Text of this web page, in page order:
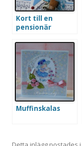
Kort till en
pensionär
Muffinskalas